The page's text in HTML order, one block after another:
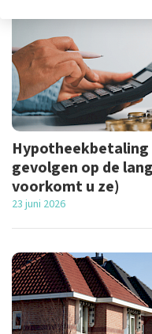
gevolgen op de
voorkomt u ze)
23 juni 2026